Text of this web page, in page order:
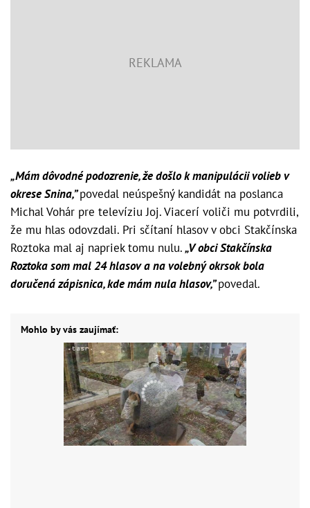
„Mám dôvodné podozrenie, že došlo k manipulácii volieb v
okrese Snina,”povedal neúspešný kandidát na poslanca
Michal Vohár pre televíziu Joj. Viacerí voliči mu potvrdili,
že mu hlas odovzdali. Pri sčítaní hlasov v obci Stakčínska
Roztoka mal aj napriek tomu nulu.„V obci Stakčínska
Roztoka som mal 24 hlasov a na volebný okrsok bola
doručená zápisnica, kde mám nula hlasov,”povedal.
Mohlo by vás zaujímať: